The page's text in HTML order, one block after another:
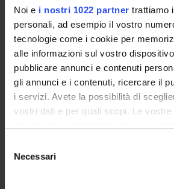
Noi e i nostri 1022 partner trattiamo
personali, ad esempio il vostro
tecnologie come i cookie per
alle informazioni sul vostro
pubblicare annunci e contenuti
gli annunci e i contenuti, ricercare il
i servizi. Avete la possibilità di
vostri dati e per quali scopi. Le
modificare o revocare il proprio
momento dalla Dichiarazione sui
delNecessari
Organi collegiali e di governo
Rete formativa
Servizio Studenti Internazionali
OFFERTA FORMATIVA